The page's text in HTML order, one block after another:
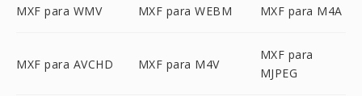
MXF para WMV MXF para WEBM MXF para M4A
MXF para AVCHD MXF para M4V
MXF para
MJPEG